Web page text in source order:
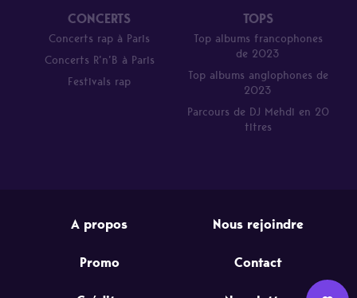
CONCERTS
Concerts rap à Paris
Concerts R’n’B à Paris
Festivals rap
TOPS
Top albums francophones
de 2023
Top albums anglophones de
2023
Parcours de DJ Mehdi en 20
titres
A propos Nous rejoindre
Promo Contact